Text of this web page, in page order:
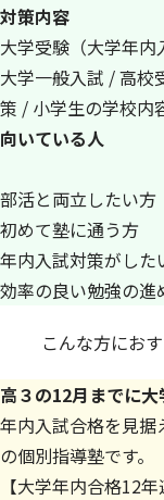
対策内容
大学受験（大学年
大学一般入試 / 高校
策 / 小学生の学校内
向いている人
部活と両立したい方
初めて塾に通う方
年内入試対策がした
効率の良い勉強の
こんな方にお
高３の12月までに
年内入試合格を見据
の個別指導塾です。
【大学年内合格12